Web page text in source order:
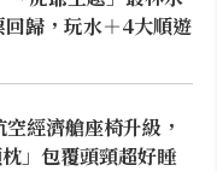
歸，玩水＋4大順遊
經濟艙座椅升級，
」包覆頭頸超好睡